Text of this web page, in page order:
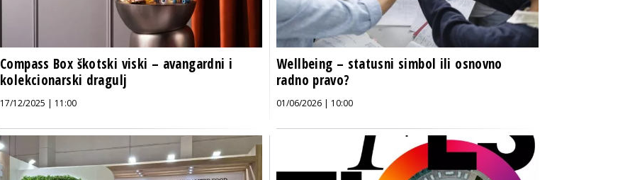
Compass Box škotski viski – avangardni i
kolekcionarski dragulj
17/12/2025 | 11:00
Wellbeing – statusni simbol ili osnovno
radno pravo?
01/06/2026 | 10:00